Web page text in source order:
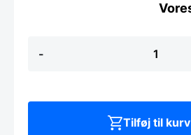
-
cm
Tilføj til kurv